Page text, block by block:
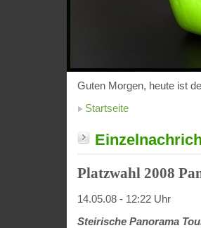
Guten Morgen, heute ist
Startseite
Platzwahl 2008
14.05.08 - 12:22 Uhr
Steirische Panorama